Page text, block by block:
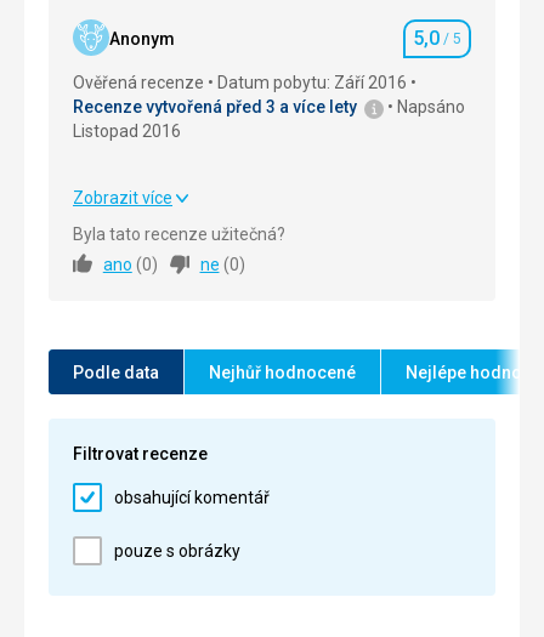
Služby 5,0/ 5
Cena 5,0/ 5
Anonym Hodnocení
5,0 / 5
Ověřená recenze
Datum pobytu: Září 2016
Recenze vytvořená před 3 a více lety
Napsáno
Listopad 2016
Strava
Ubytování
Služby 5,0/ 5
Zobrazit více
Byla tato recenze užitečná?
ano (0) ne (0)
Podle data Nejhůř hodnocené Nejlépe
Filtrovat recenze
obsahující komentář
pouze s obrázky